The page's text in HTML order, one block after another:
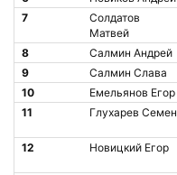
7
Солдатов
Матвей
8 Салмин Андрей
9
Салмин Слава
10
Емельянов Егор
11
Глухарев Семен
12 Новицкий Егор